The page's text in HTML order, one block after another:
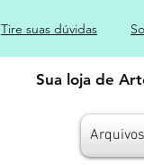
Tire suas dúvidas
Sua loja de